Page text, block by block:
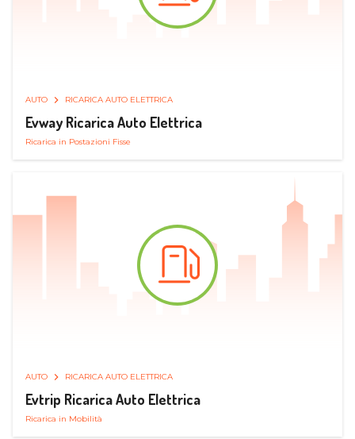
AUTO RICARICA AUTO ELETTRICA
Evway Ricarica Auto Elettrica
Ricarica in Postazioni Fisse
AUTO RICARICA AUTO ELETTRICA
Evtrip Ricarica Auto Elettrica
Ricarica in Mobilità